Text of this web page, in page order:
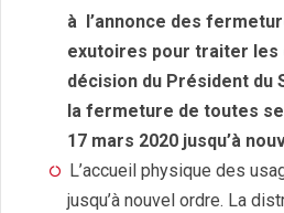
à l’annonce des
exutoires pour traiter les
décision du Président du
la fermeture de toutes
17 mars 2020 jusqu’à
L’accueil physique des
jusqu’à nouvel ordre. La